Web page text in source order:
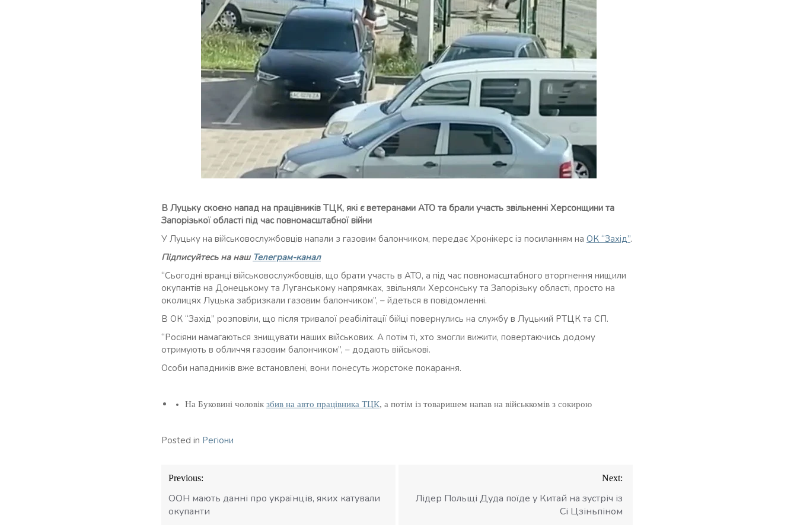
В Луцьку скоєно напад на працівників ТЦК, які є ветеранами АТО та брали участь звільненні Херсонщини та
Запорізької області під час повномасштабної війни
У Луцьку на військовослужбовців напали з газовим балончиком, передає Хронікерс із посиланням на ОК “Захід”.
Підписуйтесь на наш Телеграм-канал
“Сьогодні вранці військовослужбовців, що брати участь в АТО, а під час повномасштабного вторгнення нищили
окупантів на Донецькому та Луганському напрямках, звільняли Херсонську та Запорізьку області, просто на
околицях Луцька забризкали газовим балончиком”, – йдеться в повідомленні.
В ОК “Захід” розповіли, що після тривалої реабілітації бійці повернулись на службу в Луцький РТЦК та СП.
“Росіяни намагаються знищувати наших військових. А потім ті, хто змогли вижити, повертаючись додому
отримують в обличчя газовим балончиком”, – додають військові.
Особи нападників вже встановлені, вони понесуть жорстоке покарання.
На Буковині чоловік збив на авто працівника ТЦК, а потім із товаришем напав на військкомів з сокирою
Posted in Регіони
Навігація
записів
Previous:
ООН мають данні про українців, яких катували
окупанти
Next:
Лідер Польщі Дуда поїде у Китай на зустріч із
Сі Цзіньпіном